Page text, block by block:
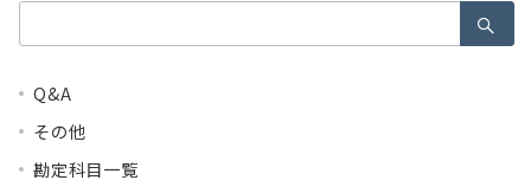
索：
Q&A
その他
勘定科目一覧